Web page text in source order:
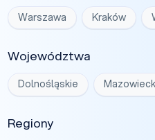
Warszawa Kraków
Województwa
Dolnośląskie
Regiony